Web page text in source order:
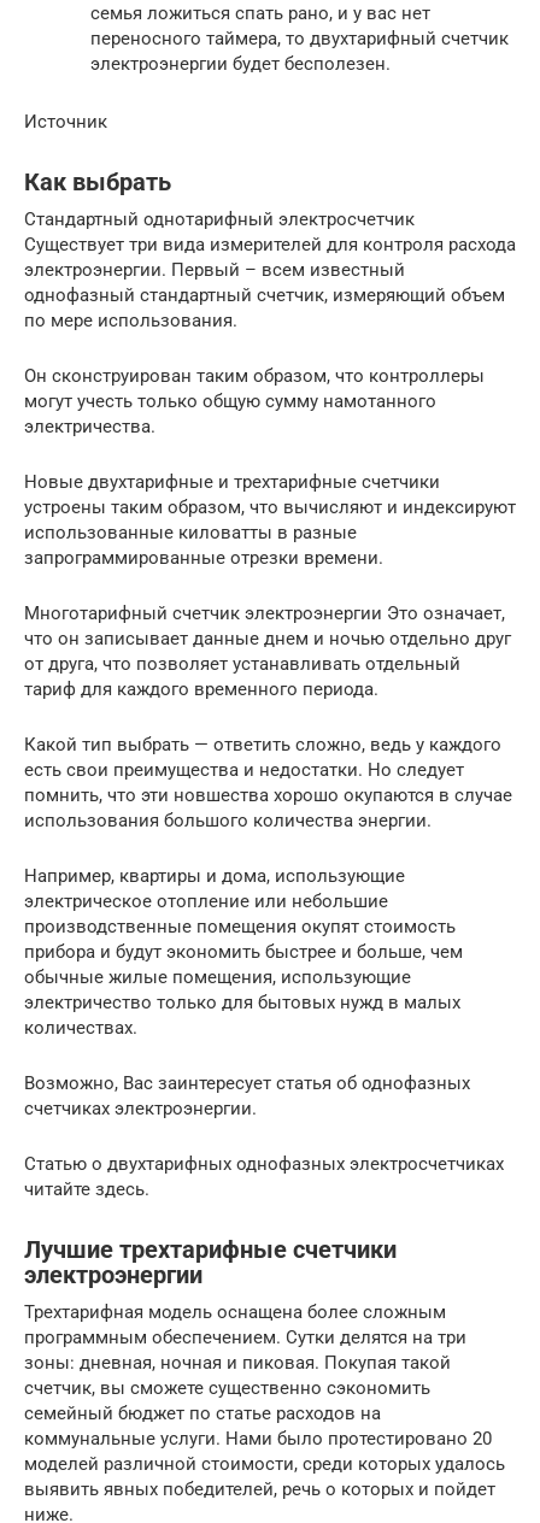
семья ложиться спать рано, и у вас нет
переносного таймера, то двухтарифный счетчик
электроэнергии будет бесполезен.
Источник
Как выбрать
Стандартный однотарифный электросчетчик
Существует три вида измерителей для контроля расхода
электроэнергии. Первый – всем известный
однофазный стандартный счетчик, измеряющий объем
по мере использования.
Он сконструирован таким образом, что контроллеры
могут учесть только общую сумму намотанного
электричества.
Новые двухтарифные и трехтарифные счетчики
устроены таким образом, что вычисляют и индексируют
использованные киловатты в разные
запрограммированные отрезки времени.
Многотарифный счетчик электроэнергии Это означает,
что он записывает данные днем и ночью отдельно друг
от друга, что позволяет устанавливать отдельный
тариф для каждого временного периода.
Какой тип выбрать — ответить сложно, ведь у каждого
есть свои преимущества и недостатки. Но следует
помнить, что эти новшества хорошо окупаются в случае
использования большого количества энергии.
Например, квартиры и дома, использующие
электрическое отопление или небольшие
производственные помещения окупят стоимость
прибора и будут экономить быстрее и больше, чем
обычные жилые помещения, использующие
электричество только для бытовых нужд в малых
количествах.
Возможно, Вас заинтересует статья об однофазных
счетчиках электроэнергии.
Статью о двухтарифных однофазных электросчетчиках
читайте здесь.
Лучшие трехтарифные счетчики
электроэнергии
Трехтарифная модель оснащена более сложным
программным обеспечением. Сутки делятся на три
зоны: дневная, ночная и пиковая. Покупая такой
счетчик, вы сможете существенно сэкономить
семейный бюджет по статье расходов на
коммунальные услуги. Нами было протестировано 20
моделей различной стоимости, среди которых удалось
выявить явных победителей, речь о которых и пойдет
ниже.